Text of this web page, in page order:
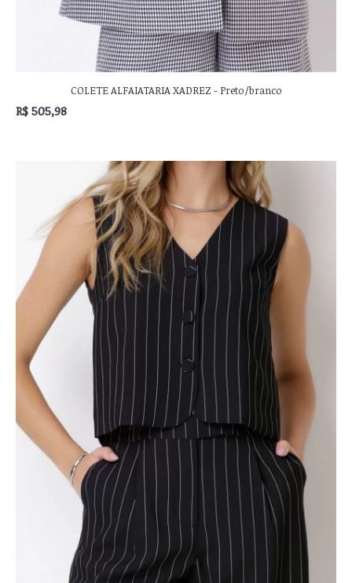
COLETE ALFAIATARIA XADREZ - Preto/branco
R$ 505,98